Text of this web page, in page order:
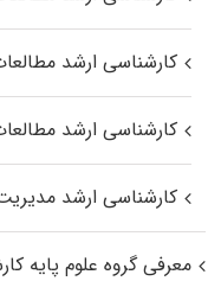
کارشناسی ارشد
کارشناسی ارشد
کارشناسی ارشد
معرفی گروه علوم پایه